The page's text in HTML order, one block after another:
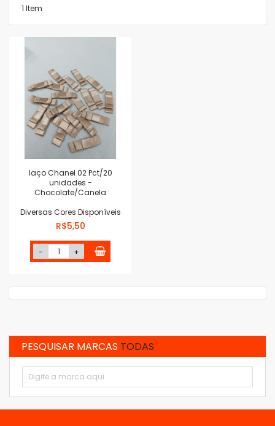
1 Item
laço Chanel 02 Pct/20
unidades -
Chocolate/Canela
Diversas Cores Disponíveis
R$5,50
- +
PESQUISAR MARCAS TODAS